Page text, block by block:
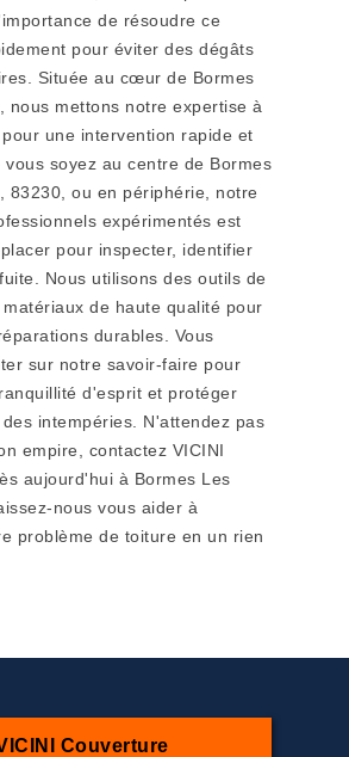
de résoudre ce
pour éviter des dégâts
Située au cœur de Bormes
nous mettons notre expertise à
une intervention rapide et
vous soyez au centre de Bormes
83230, ou en périphérie, notre
expérimentés est
pour inspecter, identifier
Nous utilisons des outils de
de haute qualité pour
durables. Vous
sur notre savoir-faire pour
d'esprit et protéger
intempéries. N'attendez pas
empire, contactez VICINI
aujourd'hui à Bormes Les
nous vous aider à
problème de toiture en un rien
Couverture